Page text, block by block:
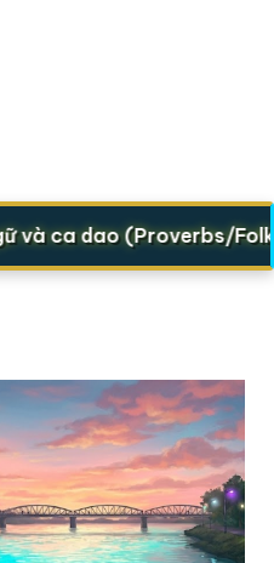
ca dao (Proverbs/Folk